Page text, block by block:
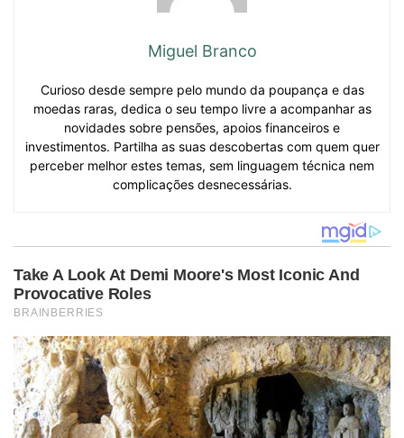
Miguel Branco
Curioso desde sempre pelo mundo da poupança e das
moedas raras, dedica o seu tempo livre a acompanhar as
novidades sobre pensões, apoios financeiros e
investimentos. Partilha as suas descobertas com quem quer
perceber melhor estes temas, sem linguagem técnica nem
complicações desnecessárias.